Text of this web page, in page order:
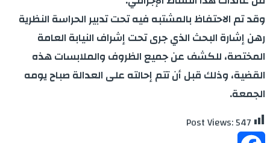
وقد تم الاحتفاظ بالمشتبه فيه تحت تدبير الحراسة النظرية
رهن إشارة البحث الذي جرى تحت إشراف النيابة العامة
المختصة، للكشف عن جميع الظروف والملابسات هذه
القضية، وذلك قبل أن تتم إحالته على العدالة صباح يومه
الجمعة.
Post Views:547